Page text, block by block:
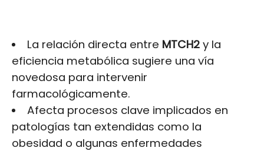
La relación directa entre MTCH2y la
eficiencia metabólica sugiere una vía
novedosa para intervenir
farmacológicamente.
Afecta procesos clave implicados en
patologías tan extendidas como la
obesidad o algunas enfermedades